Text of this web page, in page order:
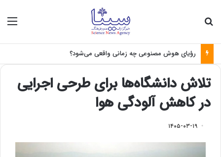
رؤیای هوش مصنوعی چه زمانی واقعی می‌شود؟
تلاش دانشگاه‌ها برای طرحی اجرایی
در کاهش آلودگی هوا
۱۴۰۵-۰۳-۱۹